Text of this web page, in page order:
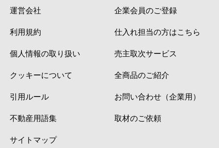
運営会社
利用規約
個人情報の取り扱い
クッキーについて
引用ルール
不動産用語集
サイトマップ
企業会員のご登録
仕入れ担当の方はこちら
売主取次サービス
全商品のご紹介
お問い合わせ（企業用）
取材のご依頼